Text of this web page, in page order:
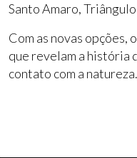
Santo Amaro,
Com as novas
que revelam a história
contato com a natureza.